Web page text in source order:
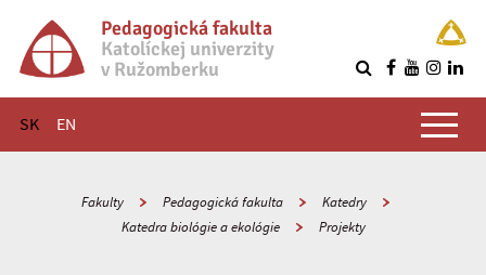
Pedagogická fakulta
Katolíckej univerzity
v Ružomberku
SK EN
Hlavné menu
Fakulty Pedagogická fakulta
Katedry
Katedra biológie a ekológie
Projekty